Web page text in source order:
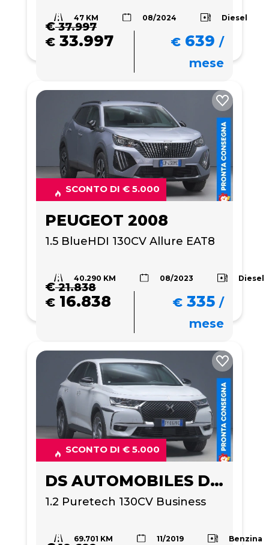
47 KM 08/2024 Diesel
€37.997
€ 33.997 € 639 /
mese
SCONTO DI € 5.000
PEUGEOT 2008
1.5 BlueHDI 130CV Allure EAT8
40.290 KM 08/2023 Diesel
€21.838
€ 16.838 € 335 /
mese
SCONTO DI € 5.000
DS AUTOMOBILES DS 7 CROSSBACK
1.2 Puretech 130CV Business
69.701 KM 11/2019 Benzina